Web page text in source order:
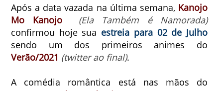
Após a data vazada na última semana, Kanojo
Mo Kanojo
(Ela Também é Namorada)
confirmou hoje sua estreia para 02 de Julho
sendo um dos primeiros animes do
Verão/2021 (twitter ao final).
A comédia romântica está nas mãos do